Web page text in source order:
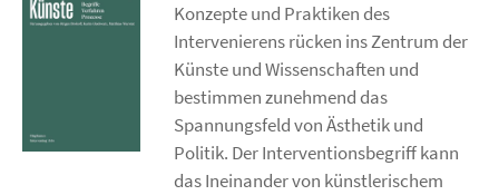
Konzepte und Praktiken des
Intervenierens rücken ins Zentrum der
Künste und Wissenschaften und
bestimmen zunehmend das
Spannungsfeld von Ästhetik und
Politik. Der Interventionsbegriff kann
das Ineinander von künstlerischem